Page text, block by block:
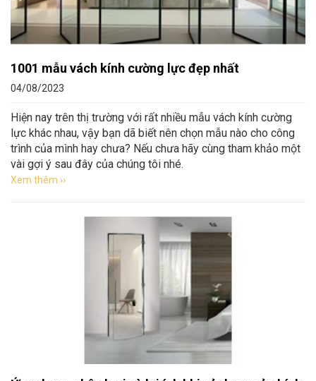
1001 mẫu vách kính cường lực đẹp nhất
04/08/2023
Hiện nay trên thị trường với rất nhiều mẫu vách kính cường
lực khác nhau, vậy bạn dã biết nên chọn mẫu nào cho công
trình của mình hay chưa? Nếu chưa hãy cùng tham khảo một
vài gợi ý sau đây của chúng tôi nhé.
Xem thêm ››